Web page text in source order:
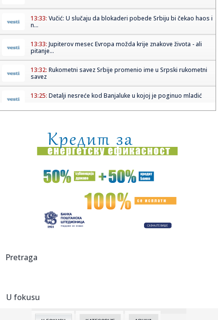
13:33: Vučić: U slučaju da blokaderi pobede Srbiju bi čekao haos i
n...
13:33: Jupiterov mesec Evropa možda krije znakove života - ali
pitanje...
13:32: Rukometni savez Srbije promenio ime u Srpski rukometni
savez
13:25: Detalji nesreće kod Banjaluke u kojoj je poginuo mladić
13:25:Mostar: Ruševina Alajbegovića kuće poklopila tri
automobila
13:25:Teška nesreća u Potkozarju: Poginuo mladić
Najezda ovih buba u Beogradu! Građani ih viđaju na
13:24:Invazija moguća svakog časa – uzbuna u evropskoj zemlji,
poziciji ...
13:21:
Pretraga
U fokusu